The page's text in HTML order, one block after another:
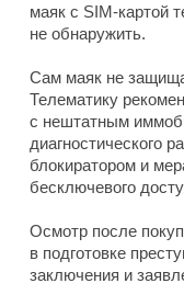
маяк с SIM-картой
не обнаружить.
Сам маяк не
Телематику
с нештатным
диагностического
блокиратором и
бесключевого
Осмотр после
в подготовке
заключения и